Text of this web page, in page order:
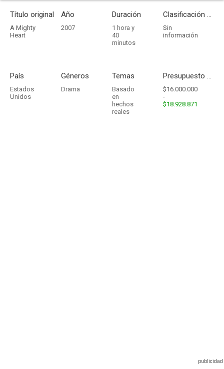
Título original
A Mighty
Heart
Año
2007
Duración
1 hora y
40
minutos
Clasificación por edades
Sin
información
País
Estados
Unidos
Géneros
Drama
Temas
Basado
en
hechos
reales
Presupuesto - Ingresos
$16.000.000
-
$18.928.871